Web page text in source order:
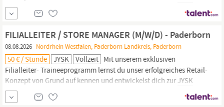
Führungskraft mit Verantwortung für einen eigenen Store. Werde
Teil eines internationalen Unternehmens, das Entwicklung und
unternehmerisches Denken aktiv fördert.
FILIALLEITER / STORE MANAGER (M/W/D) - Paderborn
08.08.2026 Nordrhein Westfalen, Paderborn Landkreis, Paderborn
50 € / Stunde JYSK Vollzeit Mit unserem exklusiven
Filialleiter- Traineeprogramm lernst du unser erfolgreiches Retail-
Konzept von Grund auf kennen und entwickelst dich zur JYSK
Führungskraft mit Verantwortung für einen eigenen Store. Werde
Teil eines internationalen Unternehmens, das Entwicklung und